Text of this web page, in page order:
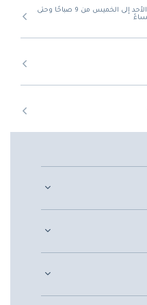
من الأحد إلى الخميس من 9 صباحًا وحتى